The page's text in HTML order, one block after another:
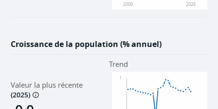
2000 2025
Croissance de la population (% annuel)
Valeur la plus récente
(2025)
Trend
1